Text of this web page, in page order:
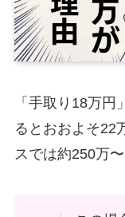
「手取り18万
るとおおよそ22
スでは約250万